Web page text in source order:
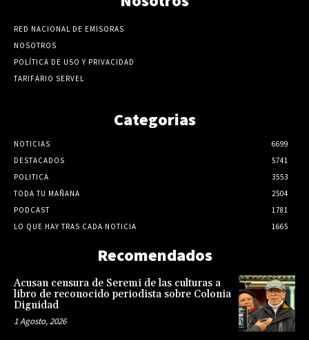
RED NACIONAL DE EMISORAS
NOSOTROS
POLÍTICA DE USO Y PRIVACIDAD
TARIFARIO SERVEL
Categorias
NOTICIAS
6699
DESTACADOS
5741
POLITICA
3553
TODA TU MAÑANA
2504
PODCAST
1781
LO QUE HAY TRAS CADA NOTICIA
1665
Recomendados
Acusan censura de Seremi de las culturas a
libro de reconocido periodista sobre Colonia
Dignidad
1 Agosto, 2026